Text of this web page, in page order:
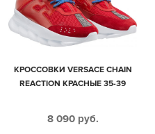
КРОССОВКИ VERSACE CHAIN
REACTION КРАСНЫЕ 35-39
8 090 руб.